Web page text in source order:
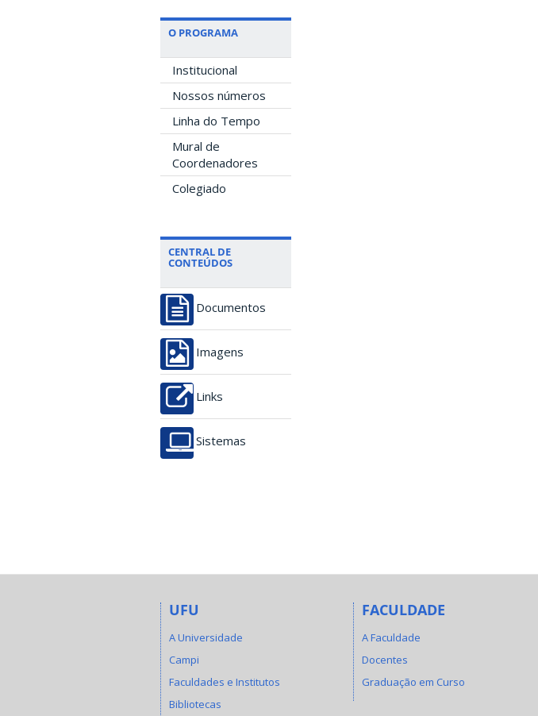
O PROGRAMA
Institucional
Nossos números
Linha do Tempo
Mural de
Coordenadores
Colegiado
CENTRAL DE
CONTEÚDOS
Documentos
Imagens
Links
Sistemas
UFU
A Universidade
Campi
Faculdades e Institutos
Bibliotecas
FACULDADE
A Faculdade
Docentes
Graduação em Curso